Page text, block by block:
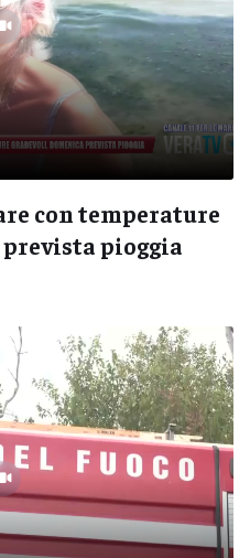
con temperature
pioggia